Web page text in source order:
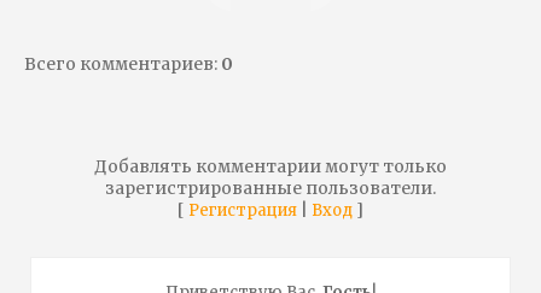
Всего комментариев: 0
Добавлять комментарии могут только
зарегистрированные пользователи.
[ Регистрация Вход ]